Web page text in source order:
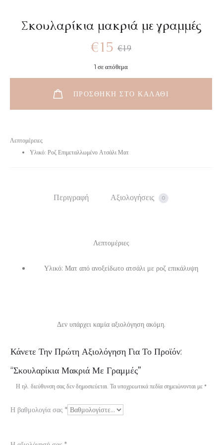
Σκουλαρίκια μακριά με γραμμές
Λεπτομέρειες
Υλικό: Ροζ Επιμεταλλωμένο Ατσάλι Ματ
€19
€15
1 σε απόθεμα
ΠΡΟΣΘΉΚΗ ΣΤΟ ΚΑΛΆΘΙ
Περιγραφή Αξιολογήσεις 0
Λεπτομέριες
Υλικό: Ματ από ανοξείδωτο ατσάλι με ροζ επικάλυψη
Α
ξ
ο
ο
Δεν υπάρχει καμία αξιολόγηση ακόμη.
Κάνετε Την Πρώτη Αξιολόγηση Για Το Προϊόν:
“Σκουλαρίκια Μακριά Με Γραμμές”
Η ηλ. διεύθυνση σας δεν δημοσιεύεται. Τα υποχρεωτικά πεδία σημειώνονται με *
Η βαθμολογία σας *